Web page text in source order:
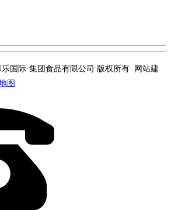
国际·集团食品有限公司 版权所有 网站建
图